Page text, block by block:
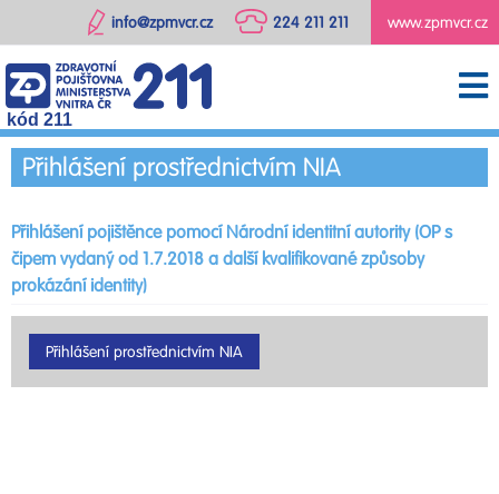
www.zpmvcr.cz
224 211 211
info@zpmvcr.cz
kód 211
Přihlášení prostřednictvím NIA
Přihlášení pojištěnce pomocí Národní identitní autority (OP s
čipem vydaný od 1.7.2018 a další kvalifikované způsoby
prokázání identity)